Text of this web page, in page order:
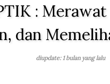
:
dan
diupdate: 1 bulan yang lalu